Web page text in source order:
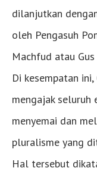
dilanjutkan
oleh Pengasuh
Machfud atau Gus
Di kesempatan
mengajak seluruh
menyemai dan
pluralisme yang
Hal tersebut